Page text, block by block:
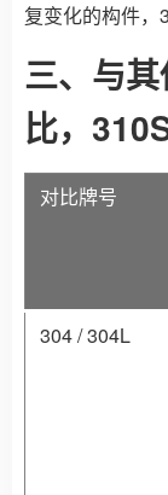
复变化的构件，
三、与
比，
对比牌号
304 / 304L